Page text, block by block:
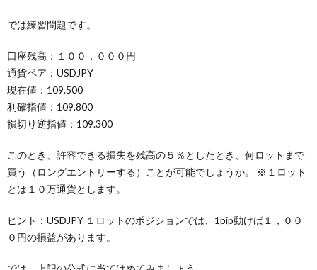
では練習問題です。
口座残高：１００，０００円
通貨ペア：USDJPY
現在値：109.500
利確指値：109.800
損切り逆指値：109.300
このとき、許容できる損失を残高の５％としたとき、何ロットまで
買う（ロングエントリーする）ことが可能でしょうか。 ※１ロット
とは１０万通貨とします。
ヒント：USDJPY １ロットのポジションでは、1pip動けば１，００
０円の損益があります。